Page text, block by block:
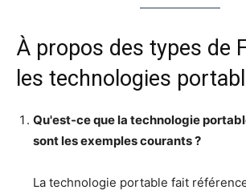
À propos des types de
les technologies
Qu'est-ce que la technologie
sont les exemples courants ?
La technologie portable fait